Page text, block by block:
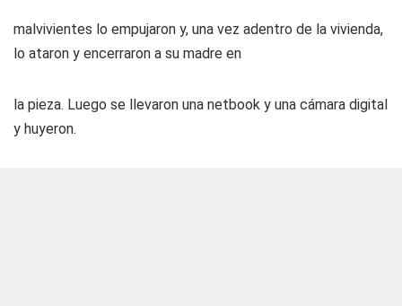
malvivientes lo empujaron y, una vez adentro de la vivienda,
lo ataron y encerraron a su madre en
la pieza. Luego se llevaron una netbook y una cámara digital
y huyeron.